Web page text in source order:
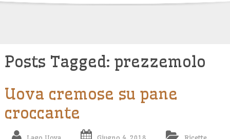
Posts Tagged: prezzemolo
Uova cremose su pane
croccante